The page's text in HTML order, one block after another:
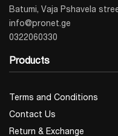
დენი ლოდინის
რეჟიმში
ტემპერატურა
ზომები (ბაზის
გარეშე)
Batumi, Vaja Pshavela
info@pronet.ge
0322060330
Products
Terms and Conditions
Contact Us
Return & Exchange